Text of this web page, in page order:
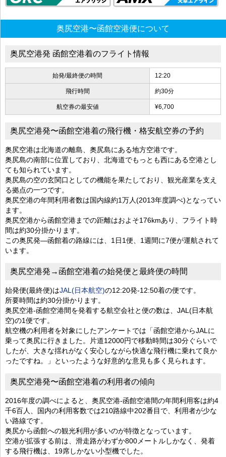
奥尻空港〜函館空港便について
奥尻空港発 函館空港着のフライト情報
始発/最終便の時間 12:20
飛行時間 約30分
航空券の最安値 ¥6,700
奥尻空港発〜函館空港着の飛行機・格安航空券の予約
奥尻空港は北海道の離島、奥尻島にある地方空港です。
奥尻島の南部に位置しており、北海道でもっとも西にある空港とし
ても知られています。
奥尻島の空の玄関口としての機能を果たしており、観光産業を支え
る拠点の一つです。
奥尻空港の年間利用者数は国内線約1万人(2013年度調べ)となってい
ます。
奥尻空港から函館空港までの距離はおよそ176kmあり、フライト時
間は約30分掛かります。
この奥尻発―函館着の路線には、1日1便、1週間に7便が運航されて
います。
奥尻空港発→函館空港着の始発便と最終便の時間
始発便(最終便)はJAL(日本航空)の12:20発-12:50着の便です。
所要時間は約30分掛かります。
奥尻空港-函館空港間を発着する航空会社と便の数は、JAL(日本航
空)の1便です。
航空機の利用者を対象にしたアンケートでは「函館空港からJALに
乗って奥尻に行きました。片道12000円で移動時間は30分ぐらいで
したが、大きな揺れがなく安心しながら快適な飛行機に乗れて良か
ったですね。」といったような好意的な意見も多く見られます。
奥尻空港発〜函館空港着の利用者の傾向
2016年度の調べによると、奥尻空港-函館空港間の年間利用客は約4
千6百人、国内の利用客数では210路線中202番目で、利用者が少な
い路線です。
奥尻から函館への観光利用が多いのが特徴となっています。
空港が拡張する前は、滑走路がわずか800メートルしかなく、発着
する飛行機は、19席しかない小型機でした。